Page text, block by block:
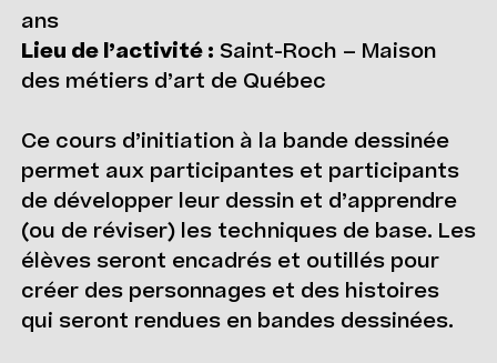
ans
Lieu de l’activité : Saint-Roch – Maison
des métiers d’art de Québec
Ce cours d’initiation à la bande dessinée
permet aux participantes et participants
de développer leur dessin et d’apprendre
(ou de réviser) les techniques de base. Les
élèves seront encadrés et outillés pour
créer des personnages et des histoires
qui seront rendues en bandes dessinées.